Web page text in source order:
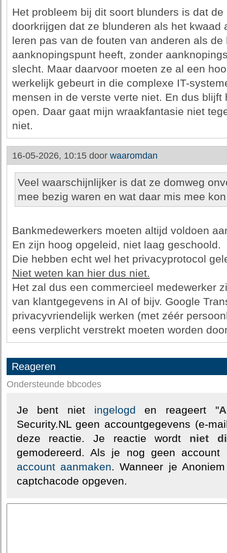
Het probleem bij dit soort blunders is dat
doorkrijgen dat ze blunderen als het kwaad
leren pas van de fouten van anderen als
aanknopingspunt heeft, zonder
slecht. Maar daarvoor moeten ze al een
werkelijk gebeurt in die complexe IT-
mensen in de verste verte niet. En dus blijft
open. Daar gaat mijn wraakfantasie niet
niet.
16-05-2026, 10:15 door waaromdan
Veel waarschijnlijker is dat ze domweg
mee bezig waren en wat daar mis mee
Bankmedewerkers moeten altijd voldoen
En zijn hoog opgeleid, niet laag geschoold.
Die hebben echt wel het privacyprotocol
Niet weten kan hier dus niet.
Het zal dus een commercieel medewerker
van klantgegevens in AI of bijv. Google
privacyvriendelijk werken (met zéér
eens verplicht verstrekt moeten worden
Reageren
Ondersteunde bbcodes
Je bent niet ingelogd en reageert "
Security.NL geen accountgegevens (e-
deze reactie. Je reactie wordt niet
gemodereerd. Als je nog geen
account aanmaken. Wanneer je
captchacode opgeven.